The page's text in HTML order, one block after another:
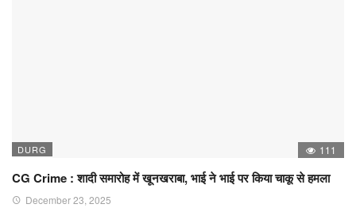
DURG 111
CG Crime : शादी समारोह में खूनखराबा, भाई ने भाई पर किया चाकू से हमला
December 23, 2025